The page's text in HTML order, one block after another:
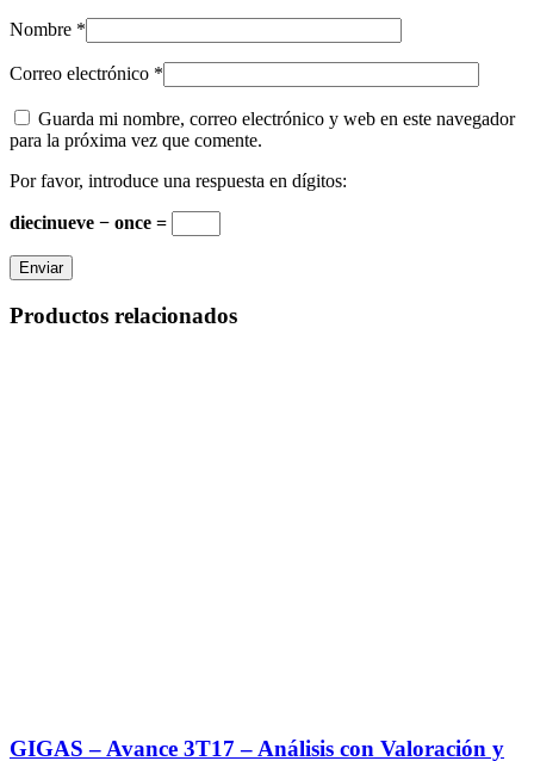
Nombre *
Correo electrónico *
Guarda mi nombre, correo electrónico y web en este navegador
para la próxima vez que comente.
Por favor, introduce una respuesta en dígitos:
diecinueve − once =
Productos relacionados
GIGAS – Avance 3T17 – Análisis con Valoración y